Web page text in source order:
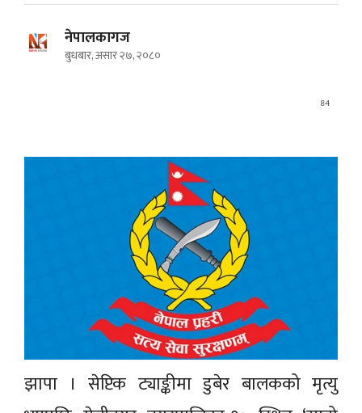
नेपालकागज
बुधबार, असार २७, २०८०
84
झापा । सेप्टिक ट्याङ्कीमा डुबेर बालकको मृत्यु